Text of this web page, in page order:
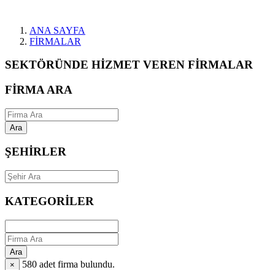
ANA SAYFA
FİRMALAR
SEKTÖRÜNDE HİZMET VEREN FİRMALAR
FİRMA ARA
Ara
ŞEHİRLER
KATEGORİLER
Ara
×
580 adet firma bulundu.